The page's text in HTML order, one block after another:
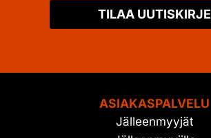
TILAA UUTISKIRJE
ASIAKASPALVELU
Jälleenmyyjät